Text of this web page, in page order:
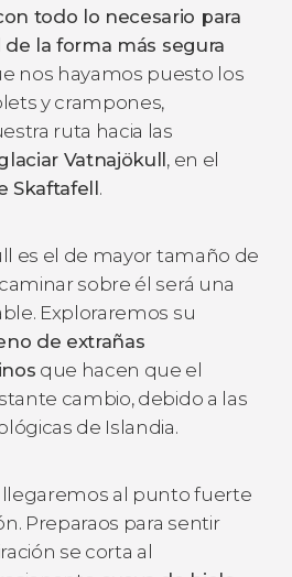
todo lo necesario para
de la forma más segura
nos hayamos puesto los
y crampones,
ruta hacia las
Vatnajökull, en el
Skaftafell.
es el de mayor tamaño de
sobre él será una
Exploraremos su
de extrañas
que hacen que el
cambio, debido a las
de Islandia.
llegaremos al punto fuerte
Preparaos para sentir
se corta al